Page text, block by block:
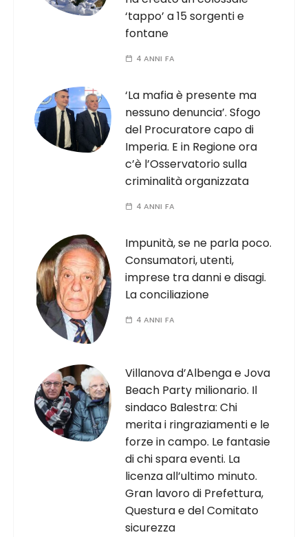
‘tappo’ a 15 sorgenti e
fontane
4 ANNI FA
‘La mafia è presente ma
nessuno denuncia’. Sfogo
del Procuratore capo di
Imperia. E in Regione ora
c’è l’Osservatorio sulla
criminalità organizzata
4 ANNI FA
Impunità, se ne parla poco.
Consumatori, utenti,
imprese tra danni e disagi.
La conciliazione
4 ANNI FA
Villanova d’Albenga e Jova
Beach Party milionario. Il
sindaco Balestra: Chi
merita i ringraziamenti e le
forze in campo. Le fantasie
di chi spara eventi. La
licenza all’ultimo minuto.
Gran lavoro di Prefettura,
Questura e del Comitato
sicurezza